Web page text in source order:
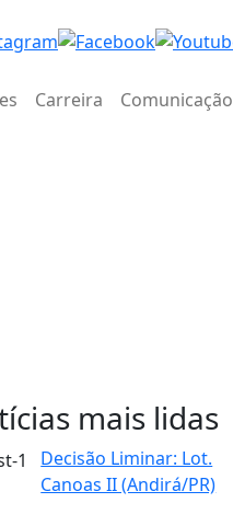
Carreira Comunicação
mais lidas
Decisão Liminar: Lot.
Canoas II (Andirá/PR)